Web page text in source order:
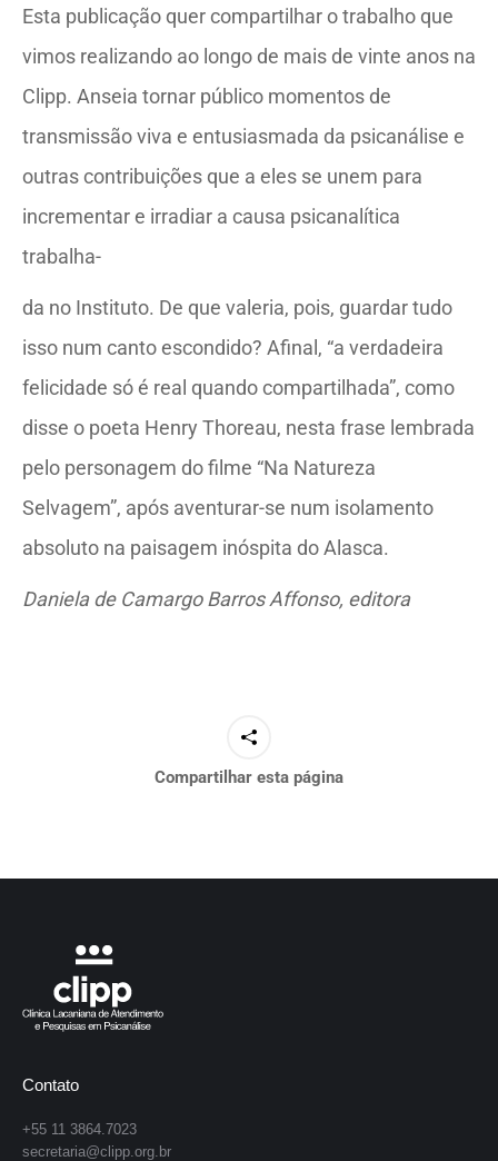
Esta publicação quer compartilhar o trabalho que
vimos realizando ao longo de mais de vinte anos na
Clipp. Anseia tornar público momentos de
transmissão viva e entusiasmada da psicanálise e
outras contribuições que a eles se unem para
incrementar e irradiar a causa psicanalítica
trabalha-
da no Instituto. De que valeria, pois, guardar tudo
isso num canto escondido? Afinal, “a verdadeira
felicidade só é real quando compartilhada”, como
disse o poeta Henry Thoreau, nesta frase lembrada
pelo personagem do filme “Na Natureza
Selvagem”, após aventurar-se num isolamento
absoluto na paisagem inóspita do Alasca.
Daniela de Camargo Barros Affonso, editora
Compartilhar esta página
Contato
+55 11 3864.7023
secretaria@clipp.org.br